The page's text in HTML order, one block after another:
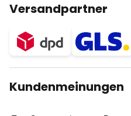
Versandpartner
Kundenmeinungen